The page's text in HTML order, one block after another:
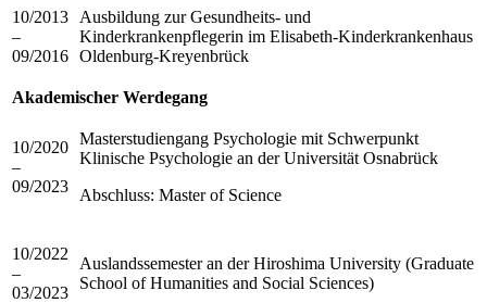
10/2013
–
09/2016
Ausbildung zur Gesundheits- und
Kinderkrankenpflegerin im Elisabeth-Kinderkrankenhaus
Oldenburg-Kreyenbrück
Akademischer Werdegang
10/2020
–
09/2023
Masterstudiengang Psychologie mit Schwerpunkt
Klinische Psychologie an der Universität Osnabrück
Abschluss: Master of Science
10/2022
–
03/2023
Auslandssemester an der Hiroshima University (Graduate
School of Humanities and Social Sciences)